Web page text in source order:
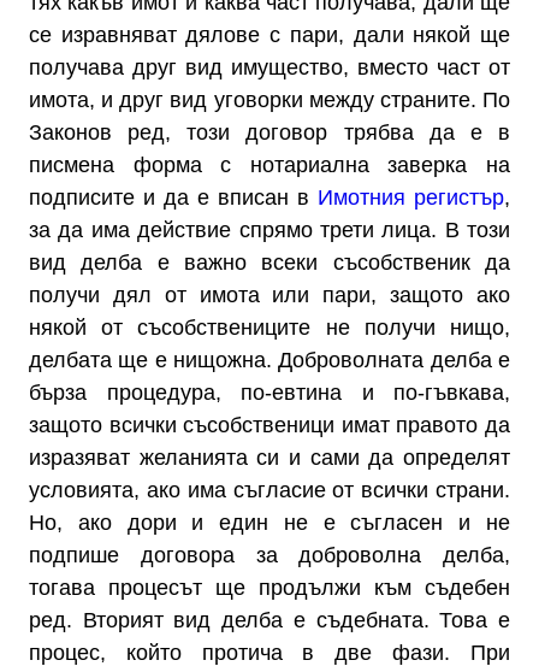
се изравняват дялове с пари, дали някой ще
получава друг вид имущество, вместо част от
имота, и друг вид уговорки между страните. По
Законов ред, този договор трябва да е в
писмена форма с нотариална заверка на
подписите и да е вписан в Имотния регистър,
за да има действие спрямо трети лица. В този
вид делба е важно всеки съсобственик да
получи дял от имота или пари, защото ако
някой от съсобствениците не получи нищо,
делбата ще е нищожна. Доброволната делба е
бърза процедура, по-евтина и по-гъвкава,
защото всички съсобственици имат правото да
изразяват желанията си и сами да определят
условията, ако има съгласие от всички страни.
Но, ако дори и един не е съгласен и не
подпише договора за доброволна делба,
тогава процесът ще продължи към съдебен
ред. Вторият вид делба е съдебната. Това е
процес, който протича в две фази. При